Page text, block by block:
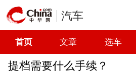
汽车
首页 文章 选车
提档需要什么手续？